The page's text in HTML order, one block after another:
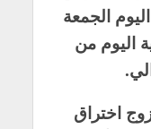
الجمعة
اليوم من
اختراق